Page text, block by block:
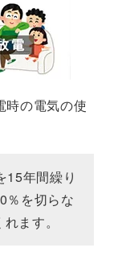
時の電気の使
15年間繰り
％を切らな
ます。